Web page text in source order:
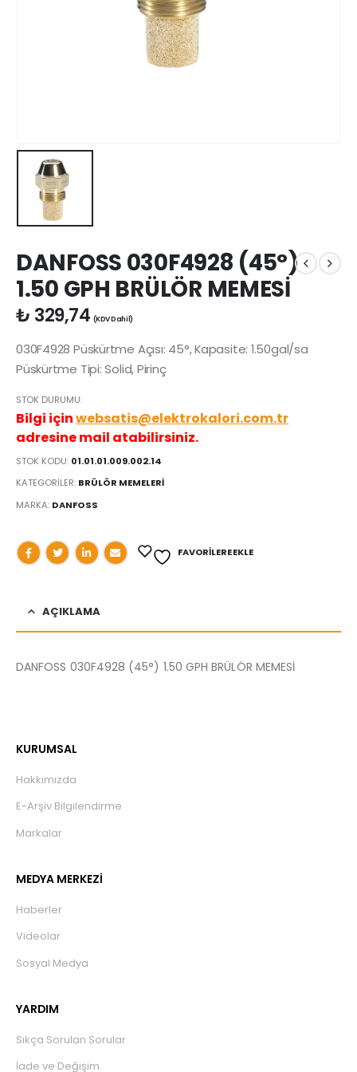
DANFOSS 030F4928 (45°)
1.50 GPH BRÜLÖR MEMESİ
₺ 329,74 (KDV Dahil)
030F4928 Püskürtme Açısı: 45°, Kapasite: 1.50gal/sa
Püskürtme Tipi: Solid, Pirinç
STOK DURUMU:
Bilgi içinwebsatis@elektrokalori.com.tr
adresine mail atabilirsiniz.
STOK KODU: 01.01.01.009.002.14
KATEGORILER: BRÜLÖR MEMELERİ
MARKA: DANFOSS
FAVORILERE EKLE
AÇIKLAMA
DANFOSS 030F4928 (45°) 1.50 GPH BRÜLÖR MEMESİ
KURUMSAL
Hakkımızda
E-Arşiv Bilgilendirme
Markalar
MEDYA MERKEZİ
Haberler
Videolar
Sosyal Medya
YARDIM
Sıkça Sorulan Sorular
İade ve Değişim